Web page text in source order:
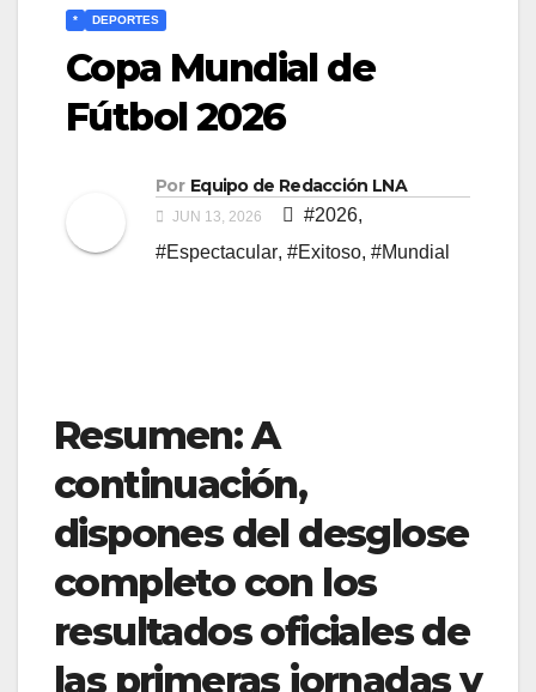
* DEPORTES
Copa Mundial de
Fútbol 2026
Por Equipo de Redacción LNA
JUN 13, 2026 #2026,
#Espectacular, #Exitoso, #Mundial
Resumen: A
continuación,
dispones del desglose
completo con los
resultados oficiales de
las primeras jornadas y